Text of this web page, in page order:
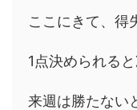
ここにきて、得
1点決められる
来週は勝たない